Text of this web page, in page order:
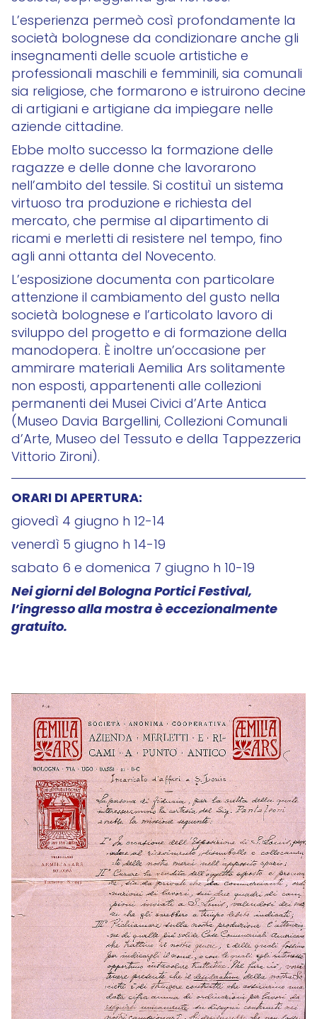
L’esperienza permeò così profondamente la
società bolognese da condizionare anche gli
insegnamenti delle scuole artistiche e
professionali maschili e femminili, sia comunali
sia religiose, che formarono e istruirono decine
di artigiani e artigiane da impiegare nelle
aziende cittadine.
Ebbe molto successo la formazione delle
ragazze e delle donne che lavorarono
nell’ambito del tessile. Si costituì un sistema
virtuoso tra produzione e richiesta del
mercato, che permise al dipartimento di
ricami e merletti di resistere nel tempo, fino
agli anni ottanta del Novecento.
L’esposizione documenta con particolare
attenzione il cambiamento del gusto nella
società bolognese e l’articolato lavoro di
sviluppo del progetto e di formazione della
manodopera. È inoltre un’occasione per
ammirare materiali Aemilia Ars solitamente
non esposti, appartenenti alle collezioni
permanenti dei Musei Civici d’Arte Antica
(Museo Davia Bargellini, Collezioni Comunali
d’Arte, Museo del Tessuto e della Tappezzeria
Vittorio Zironi).
ORARI DI APERTURA:
giovedì 4 giugno h 12-14
venerdì 5 giugno h 14-19
sabato 6 e domenica 7 giugno h 10-19
Nei giorni del Bologna Portici Festival,
l’ingresso alla mostra è eccezionalmente
gratuito.